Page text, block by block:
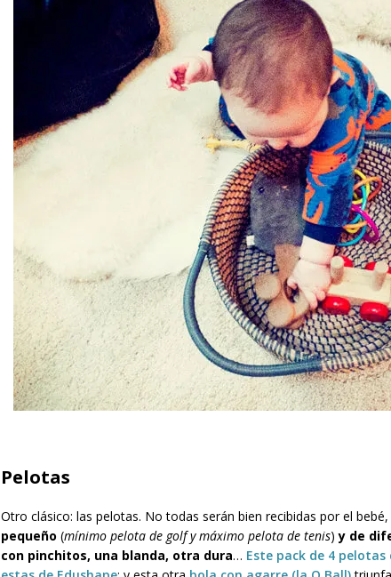
Pelotas
Otro clásico: las pelotas. No todas serán bien recibidas por el bebé,
pequeño (mínimo pelota de golf y máximo pelota de tenis)y de
con pinchitos, una blanda, otra dura… Este pack de 4